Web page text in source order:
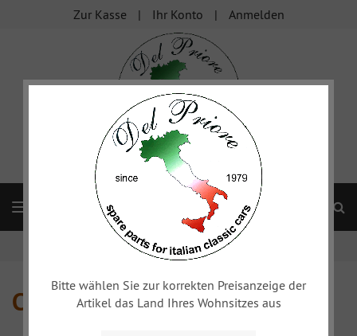
Zur Kasse Ihr Konto Anmelden
Fiat 1500/1600 Chromteile
Chromteile
Bitte wählen Sie zur korrekten Preisanzeige der
Artikel das Land Ihres Wohnsitzes aus